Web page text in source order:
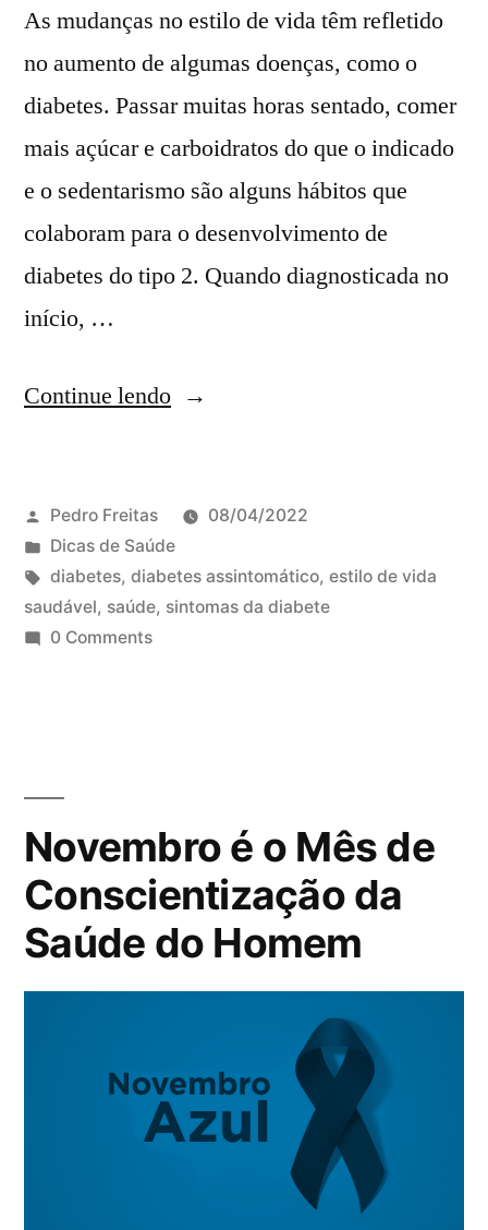
As mudanças no estilo de vida têm refletido
no aumento de algumas doenças, como o
diabetes. Passar muitas horas sentado, comer
mais açúcar e carboidratos do que o indicado
e o sedentarismo são alguns hábitos que
colaboram para o desenvolvimento de
diabetes do tipo 2. Quando diagnosticada no
início, …
Continue lendo
Pedro Freitas
08/04/2022
Dicas de Saúde
diabetes, diabetes assintomático, estilo de vida
saudável, saúde, sintomas da diabete
0 Comments
Novembro é o Mês de
Conscientização da
Saúde do Homem